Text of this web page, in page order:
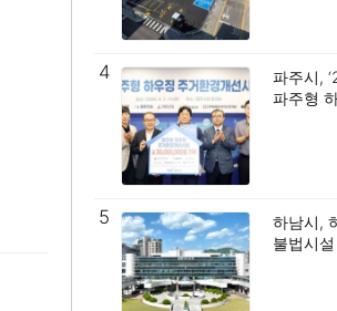
4
파주시,
파주형
5
하남시,
불법시